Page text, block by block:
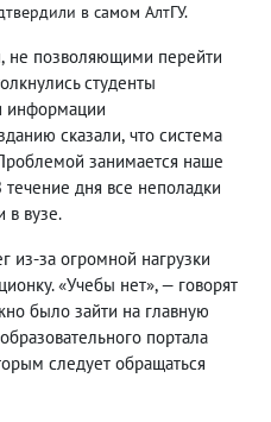
в самом АлтГУ.
, не позволяющими перейти
студенты
информации
сказали, что система
занимается наше
дня все неполадки
в вузе.
из-за огромной нагрузки
«Учебы нет», — говорят
было зайти на главную
портала
следует обращаться